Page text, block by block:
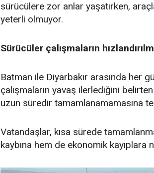
sürücülere zor anlar yaşatırken,
yeterli olmuyor.
Sürücüler çalışmaların
Batman ile Diyarbakır arasında her
çalışmaların yavaş ilerlediğini
uzun süredir tamamlanamamasına
Vatandaşlar, kısa sürede
kaybına hem de ekonomik